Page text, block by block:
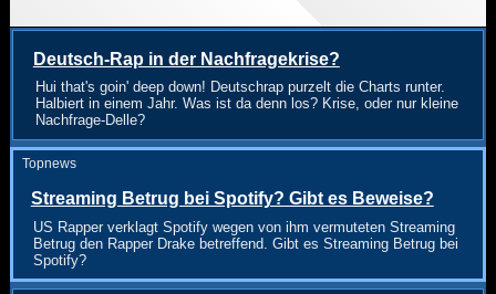
Deutsch-Rap in der Nachfragekrise?
Hui that's goin' deep down! Deutschrap purzelt die Charts runter.
Halbiert in einem Jahr. Was ist da denn los? Krise, oder nur kleine
Nachfrage-Delle?
Topnews
Streaming Betrug bei Spotify? Gibt es Beweise?
US Rapper verklagt Spotify wegen von ihm vermuteten Streaming
Betrug den Rapper Drake betreffend. Gibt es Streaming Betrug bei
Spotify?